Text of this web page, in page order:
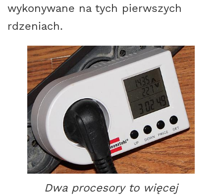
wykonywane na tych pierwszych
rdzeniach.
Dwa procesory to więcej